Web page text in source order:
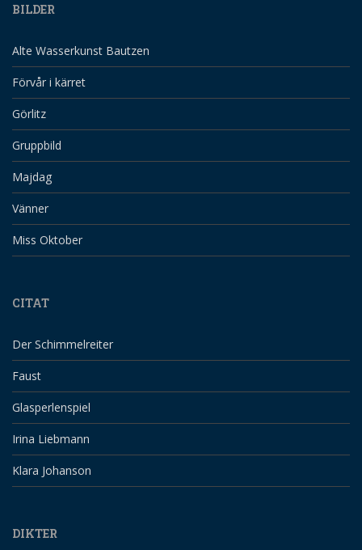
BILDER
Alte Wasserkunst Bautzen
Förvår i kärret
Görlitz
Gruppbild
Majdag
Vänner
Miss Oktober
CITAT
Der Schimmelreiter
Faust
Glasperlenspiel
Irina Liebmann
Klara Johanson
DIKTER